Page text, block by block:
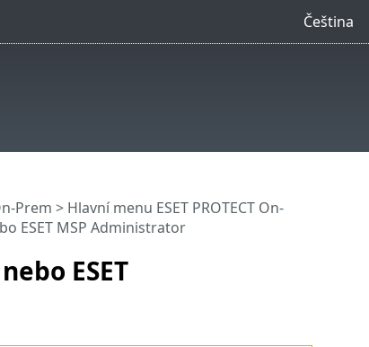
Čeština
ESET
Prem > Hlavní menu ESET PROTECT On-
ESET MSP Administrator